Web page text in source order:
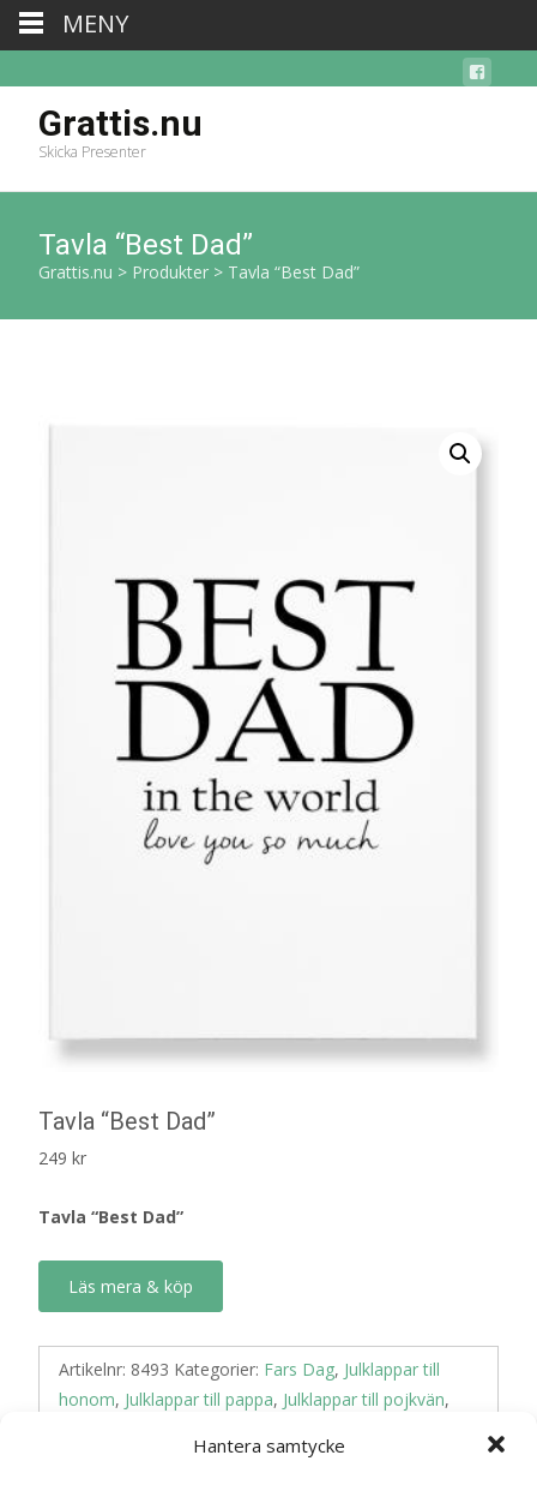
Hantera samtycke
Grattis.nu
Skicka Presenter
Tavla “Best Dad”
Grattis.nu > Produkter > Tavla “Best Dad”
Tavla “Best Dad”
249 kr
Tavla “Best Dad”
Läs mera & köp
Artikelnr: 8493 Kategorier: Fars Dag, Julklappar till
honom, Julklappar till pappa, Julklappar till pojkvän,
MENY